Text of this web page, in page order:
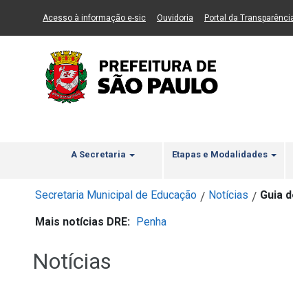
Ir ao Conteúdo Ir para menu principal 2 Ir para busca
Acesso à informação e-sic(Link para um novo sítio)
Ouvidoria (Link para um novo sítio)
Portal da
A Secretaria Etapas e Modalidades
Secretaria Municipal de Educação / Notícias / Guia
Mais notícias DRE: Penha
Notícias